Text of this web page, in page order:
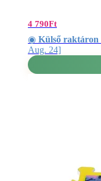
4 790Ft
◉ Külső raktáron
Aug. 24]